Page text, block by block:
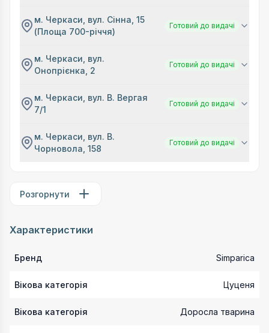
м. Черкаси, вул. Сінна, 15
(Площа 700-річчя)
Готовий до видачі
м. Черкаси, вул.
Онопрієнка, 2
Готовий до видачі
м. Черкаси, вул. В. Вергая
7/1
Готовий до видачі
м. Черкаси, вул. В.
Чорновола, 158
Готовий до видачі
Розгорнути
Характеристики
Бренд Simparica
Вікова категорія Цуценя
Вікова категорія Доросла тварина